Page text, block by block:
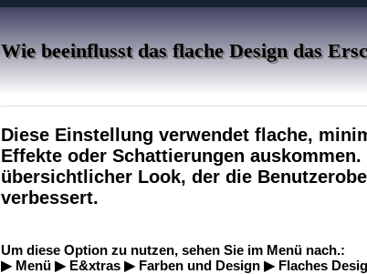
Wie beeinflusst das flache Design das
Diese Einstellung verwendet flache,
Effekte oder Schattierungen
übersichtlicher Look, der die
verbessert.
Um diese Option zu nutzen, sehen Sie im Menü nach.:
▶ Menü ▶ E&xtras ▶ Farben und Design ▶ Flaches